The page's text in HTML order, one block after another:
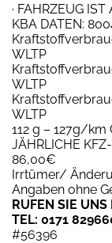
· FAHRZEUG
KBA DATEN:
WLTP
WLTP
WLTP
112 g – 127g/km
JÄHRLICHE
86,00€
Irrtümer/
Angaben ohne
RUFEN SIE
TEL: 0171
#56396